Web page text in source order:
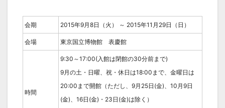
会期 2015年9月8日（火） ～ 2015年11月29日（日）
会場 東京国立博物館 表慶館
時間
9:30～17:00(入館は閉館の30分前まで)
9月の土・日曜、祝・休日は18:00まで、金曜日は
20:00まで開館（ただし、9月25日(金)、10月9日
(金)、16日(金)・23日(金)は除く）